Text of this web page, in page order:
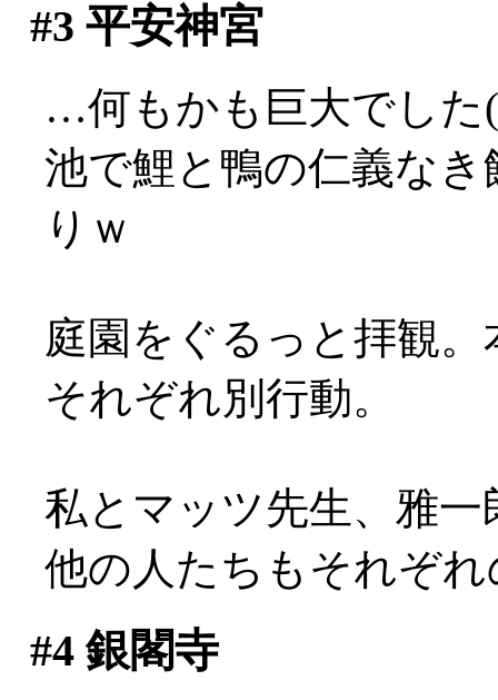
#3 平安神宮
…何もかも巨大でした
池で鯉と鴨の仁義な
りｗ
庭園をぐるっと拝観
それぞれ別行動。
私とマッツ先生、雅
他の人たちもそれぞ
#4銀閣寺